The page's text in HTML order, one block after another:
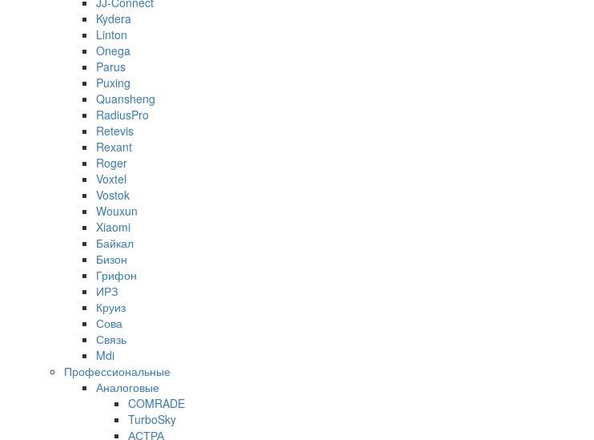
Kydera
Linton
Onega
Parus
Puxing
Quansheng
RadiusPro
Retevis
Rexant
Roger
Voxtel
Vostok
Wouxun
Xiaomi
Байкал
Бизон
Грифон
ИРЗ
Круиз
Сова
Связь
Mdi
Профессиональные
Аналоговые
COMRADE
TurboSky
АСТРА